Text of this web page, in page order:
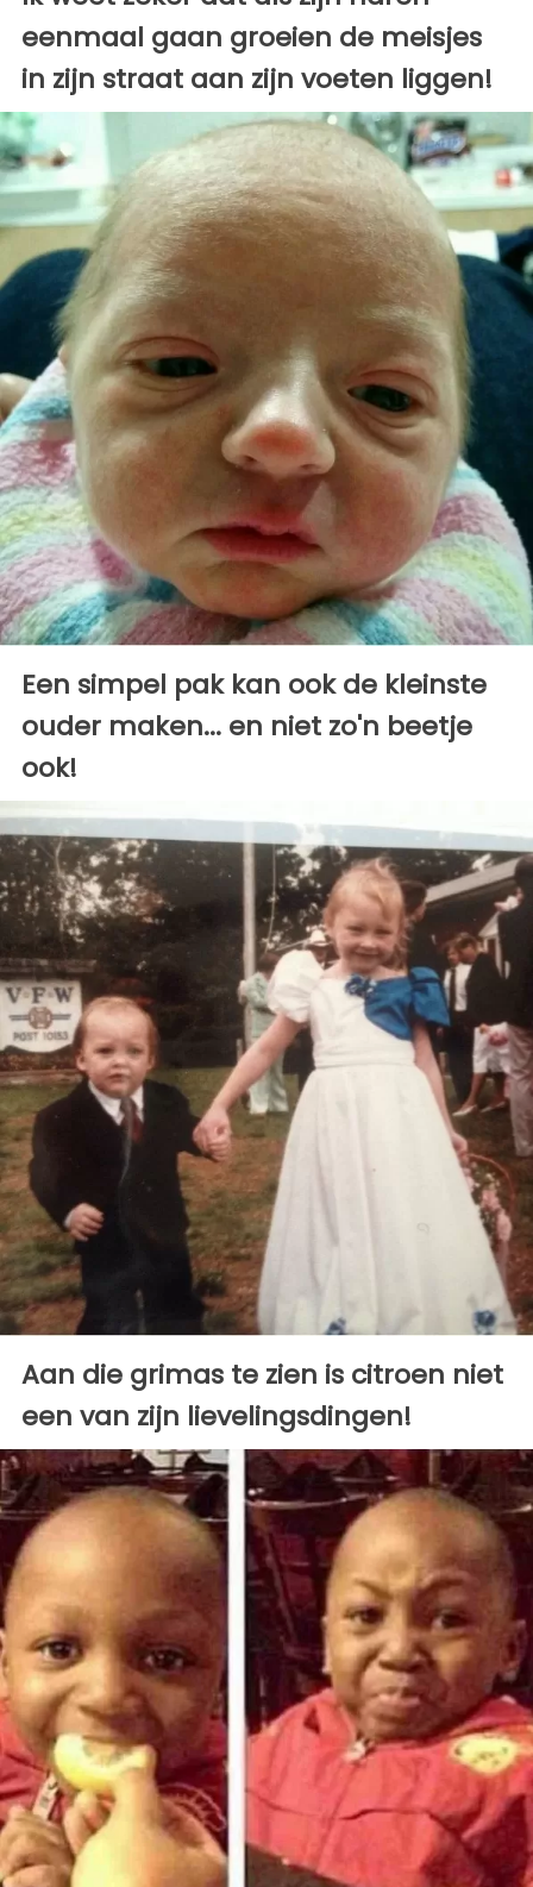
eenmaal gaan groeien de meisjes
in zijn straat aan zijn voeten liggen!
Een simpel pak kan ook de kleinste
ouder maken... en niet zo'n beetje
ook!
Aan die grimas te zien is citroen niet
een van zijn lievelingsdingen!